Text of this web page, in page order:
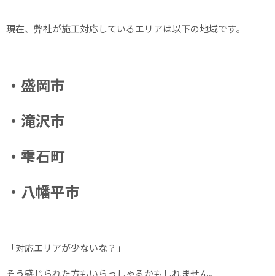
現在、弊社が施工対応しているエリアは以下の地域です。
・盛岡市
・滝沢市
・雫石町
・八幡平市
「対応エリアが少ないな？」